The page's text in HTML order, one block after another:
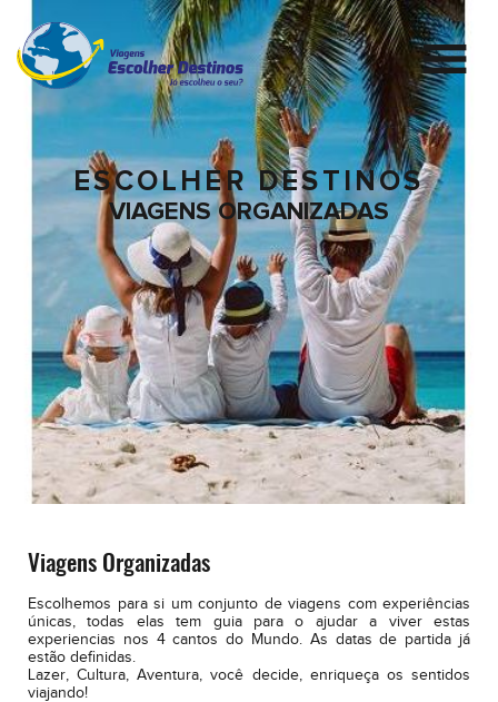
ESCOLHER DESTINOS
VIAGENS ORGANIZADAS
Viagens Organizadas
Escolhemos para si um conjunto de viagens com experiências
únicas, todas elas tem guia para o ajudar a viver estas
experiencias nos 4 cantos do Mundo. As datas de partida já
estão definidas.
Lazer, Cultura, Aventura, você decide, enriqueça os sentidos
viajando!